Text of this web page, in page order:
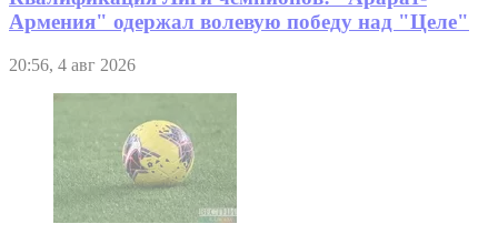
Армения" одержал волевую победу над "Целе"
20:56, 4 авг 2026